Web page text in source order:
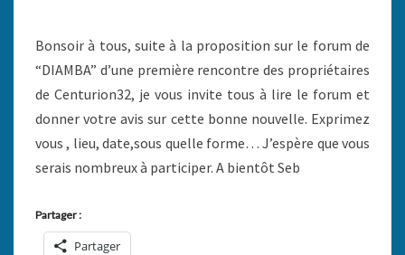
INVITATION…
Bonsoir à tous, suite à la proposition sur le forum de
“DIAMBA” d’une première rencontre des propriétaires
de Centurion32, je vous invite tous à lire le forum et
donner votre avis sur cette bonne nouvelle. Exprimez
vous , lieu, date,sous quelle forme… J’espère que vous
serais nombreux à participer. A bientôt Seb
Partager :
Partager